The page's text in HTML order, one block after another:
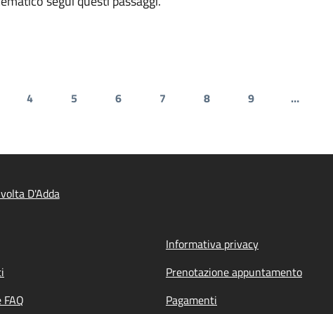
Pagina
4
Pagina
5
Pagina
6
Pagina
7
Pagina
8
Pagina
9 …
D'Adda
Informativa privacy
Prenotazione appuntamento
Pagamenti